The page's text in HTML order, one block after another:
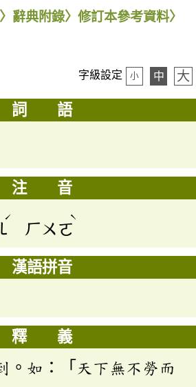
辭典附錄〉修訂本參考資料〉
字級設定 小 中 大
詞 語
注 音
ˊ
ㄏㄨㄛ
ˋ
漢語拼音
釋 義
。如：「天下無不勞而